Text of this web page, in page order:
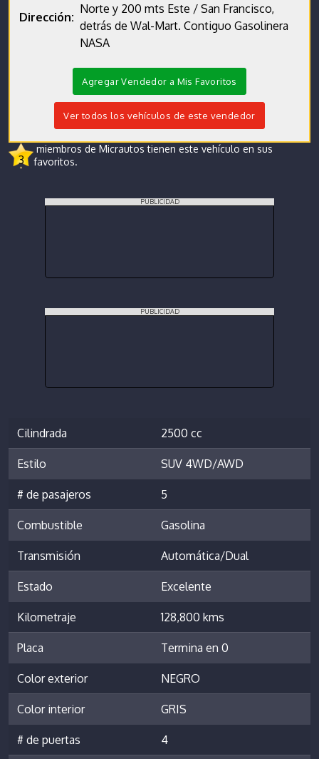
Dirección:
Norte y 200 mts Este / San Francisco,
detrás de Wal-Mart. Contiguo Gasolinera
NASA
Agregar Vendedor a Mis Favoritos
Ver todos los vehículos de este vendedor
3
miembros de Micrautos tienen este vehículo en sus
favoritos.
PUBLICIDAD
PUBLICIDAD
Cilindrada 2500 cc
Estilo SUV 4WD/AWD
# de pasajeros 5
Combustible Gasolina
Transmisión Automática/Dual
Estado Excelente
Kilometraje 128,800 kms
Placa Termina en 0
Color exterior NEGRO
Color interior GRIS
# de puertas 4